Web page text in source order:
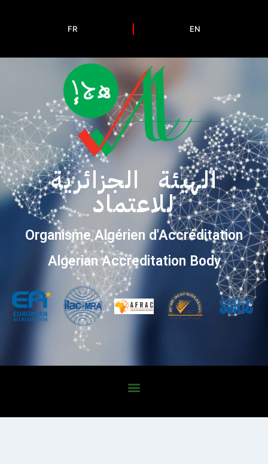
FR EN
الهيئة الجزائرية
للاعتماد
Organisme Algérien d'Accréditation
Algerian Accreditation Body